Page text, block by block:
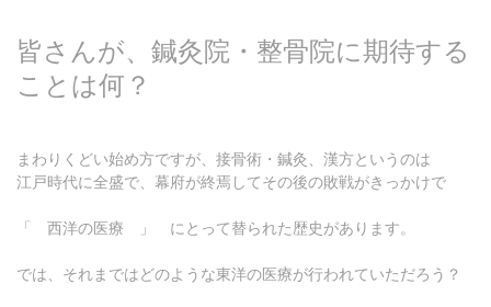
皆さんが、鍼灸院・整骨院に期待する
ことは何？
まわりくどい始め方ですが、接骨術・鍼灸、漢方というのは
江戸時代に全盛で、幕府が終焉してその後の敗戦がきっかけで
「 西洋の医療 」 にとって替られた歴史があります。
では、それまではどのような東洋の医療が行われていただろう？